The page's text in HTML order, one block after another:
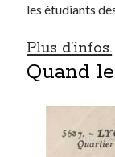
les étudiants
Plus d’infos.
Quand